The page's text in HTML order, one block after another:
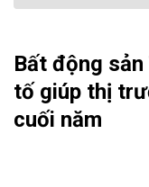
Bất động
tố giúp thị
cuối năm